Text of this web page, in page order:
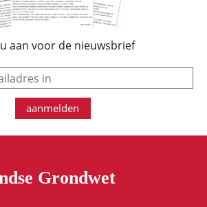
aan voor de nieuwsbrief
e-mail
aanmelden
Grondwet